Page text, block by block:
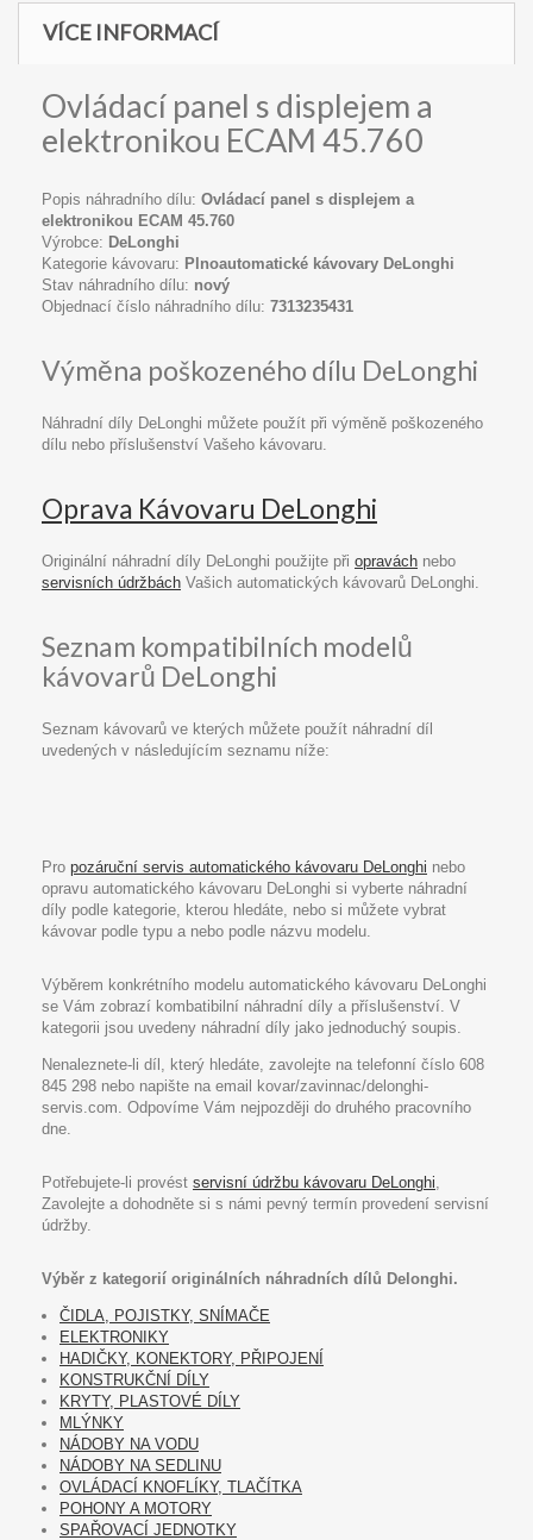
VÍCE INFORMACÍ
Ovládací panel s displejem a
elektronikou ECAM 45.760
Popis náhradního dílu: Ovládací panel s displejem a
elektronikou ECAM 45.760
Výrobce: DeLonghi
Kategorie kávovaru: Plnoautomatické kávovary DeLonghi
Stav náhradního dílu: nový
Objednací číslo náhradního dílu: 7313235431
Výměna poškozeného dílu DeLonghi
Náhradní díly DeLonghi můžete použít při výměně poškozeného
dílu nebo příslušenství Vašeho kávovaru.
Oprava Kávovaru DeLonghi
Originální náhradní díly DeLonghi použijte při opravách nebo
servisních údržbách Vašich automatických kávovarů DeLonghi.
Seznam kompatibilních modelů
kávovarů DeLonghi
Seznam kávovarů ve kterých můžete použít náhradní díl
uvedených v následujícím seznamu níže:
Pro pozáruční servis automatického kávovaru DeLonghi nebo
opravu automatického kávovaru DeLonghi si vyberte náhradní
díly podle kategorie, kterou hledáte, nebo si můžete vybrat
kávovar podle typu a nebo podle názvu modelu.
Výběrem konkrétního modelu automatického kávovaru DeLonghi
se Vám zobrazí kombatibilní náhradní díly a příslušenství. V
kategorii jsou uvedeny náhradní díly jako jednoduchý soupis.
Nenaleznete-li díl, který hledáte, zavolejte na telefonní číslo 608
845 298 nebo napište na email kovar/zavinnac/delonghi-
servis.com. Odpovíme Vám nejpozději do druhého pracovního
dne.
Potřebujete-li provést servisní údržbu kávovaru DeLonghi,
Zavolejte a dohodněte si s námi pevný termín provedení servisní
údržby.
Výběr z kategorií originálních náhradních dílů Delonghi.
ČIDLA, POJISTKY, SNÍMAČE
ELEKTRONIKY
HADIČKY, KONEKTORY, PŘIPOJENÍ
KONSTRUKČNÍ DÍLY
KRYTY, PLASTOVÉ DÍLY
MLÝNKY
NÁDOBY NA VODU
NÁDOBY NA SEDLINU
OVLÁDACÍ KNOFLÍKY, TLAČÍTKA
POHONY A MOTORY
SPAŘOVACÍ JEDNOTKY